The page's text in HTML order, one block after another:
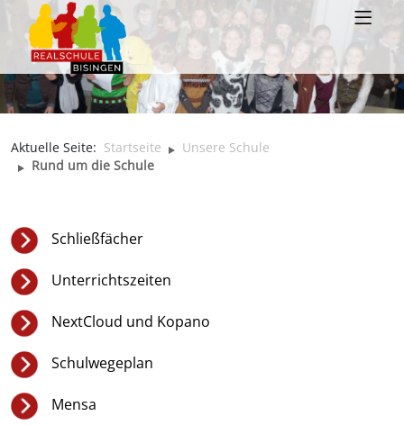
Aktuelle Seite: Startseite
Unsere Schule
Rund um die Schule
Schließfächer
Unterrichtszeiten
NextCloud und Kopano
Schulwegeplan
Mensa